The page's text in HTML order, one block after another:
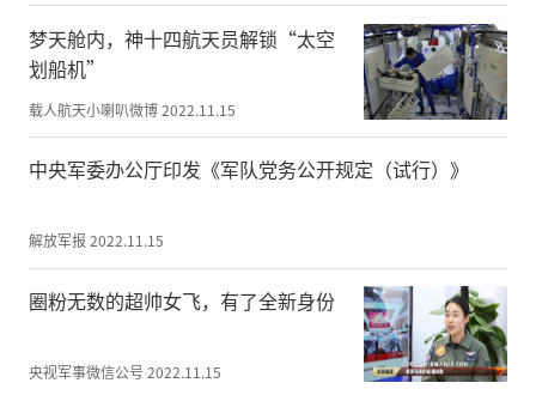
中华网、中创国教、北京钧澳三方领导签约
原国家国防教育办公室专职副主任郭增奎，
北京卫戍区政治工作部干事袁博，原八一军
判、全国国防教育竞技大赛竞委会主任张
伟，轻武器专家马式增，中华网CEO兼总编
辑吴海鹏，中华网副总裁、中华网国防军事
发展中心总经理、全国国防教育竞技大赛组
织委员会秘书长牛淏屹，中创国教（北京）
梦天舱内，神十四航天员解锁“太空
划船机”
载人航天小喇叭微博2022.11.15
中央军委办公厅印发《军队党务公开规定（试行）》
解放军报 2022.11.15
圈粉无数的超帅女飞，有了全新身份
央视军事微信公号 2022.11.15